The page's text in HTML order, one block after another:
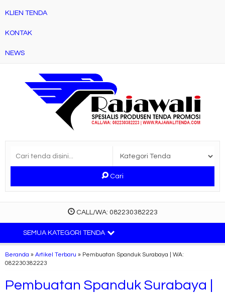
KLIEN TENDA
KONTAK
NEWS
Cari
CALL/WA: 082230382223
SEMUA KATEGORI TENDA
Beranda » Artikel Terbaru » Pembuatan Spanduk Surabaya | WA:
082230382223
Pembuatan Spanduk Surabaya |